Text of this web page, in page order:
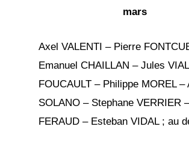
mars
Axel VALENTI – Pierre
Emanuel CHAILLAN – Jules
FOUCAULT – Philippe MOREL –
SOLANO – Stephane VERRIER
FERAUD – Esteban VIDAL ; au